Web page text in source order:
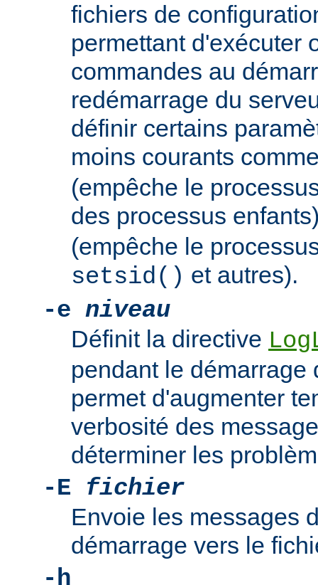
fichiers de
permettant d'exécuter
commandes au
redémarrage du
définir certains
moins courants
(empêche le
des processus
(empêche le
setsid() et autres).
-e niveau
Définit la directive
pendant le démarrage
permet d'augmenter
verbosité des
déterminer les
-E fichier
Envoie les messages
démarrage vers le
-h